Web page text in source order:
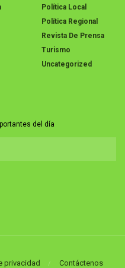
Política Local
Política Regional
Revista De Prensa
Turismo
Uncategorized
del día
privacidad Contáctenos